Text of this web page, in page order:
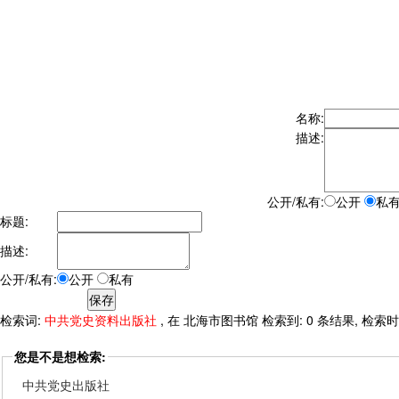
名称:
描述:
公开/私有: 公开
私
标题:
描述:
公开/私有:
公开 私有
检索词: 中共党史资料出版社 , 在 北海市图书馆 检索到: 0 条结果, 检索
您是不是想检索:
中共党史出版社